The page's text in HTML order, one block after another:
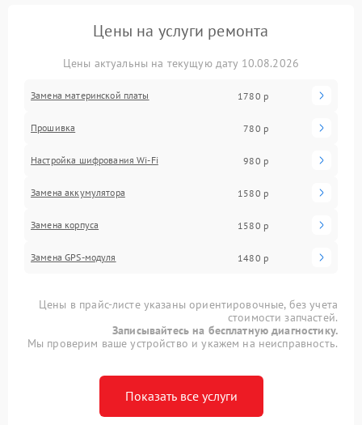
Цены на услуги ремонта
Цены актуальны на текущую дату 10.08.2026
Замена материнской платы 1780 р
Прошивка 780 р
Настройка шифрования Wi-Fi 980 р
Замена аккумулятора 1580 р
Замена корпуса 1580 р
Замена GPS-модуля 1480 р
Цены в прайс-листе указаны ориентировочные, без учета
стоимости запчастей.
Записывайтесь на бесплатную диагностику.
Мы проверим ваше устройство и укажем на неисправность.
Показать все услуги